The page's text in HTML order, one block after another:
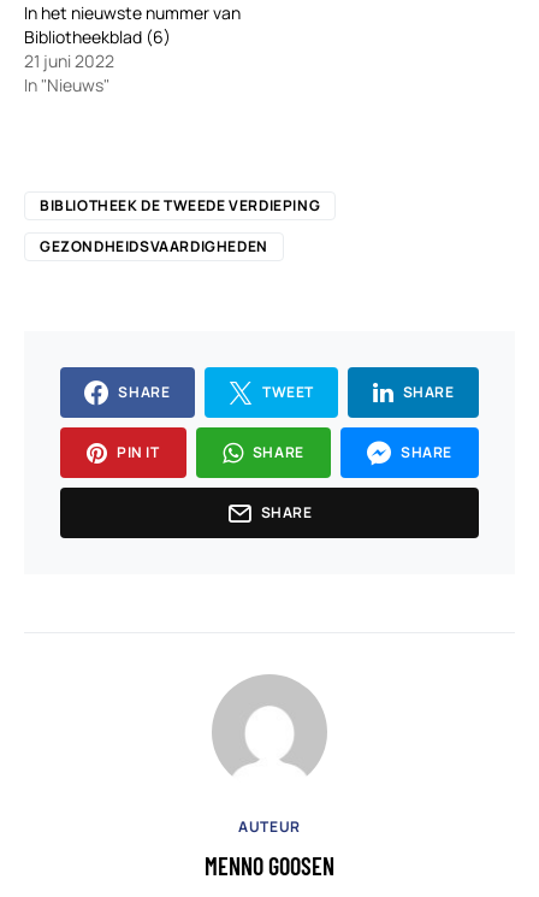
In het nieuwste nummer van
Bibliotheekblad (6)
21 juni 2022
In "Nieuws"
BIBLIOTHEEK DE TWEEDE VERDIEPING
GEZONDHEIDSVAARDIGHEDEN
SHARE TWEET SHARE
PIN IT SHARE SHARE
SHARE
AUTEUR
MENNO GOOSEN